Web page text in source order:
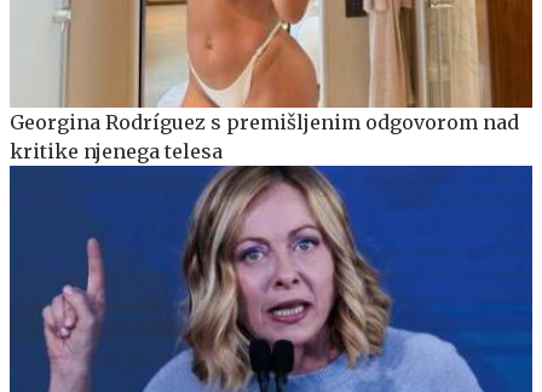
Georgina Rodríguez s premišljenim odgovorom nad
kritike njenega telesa